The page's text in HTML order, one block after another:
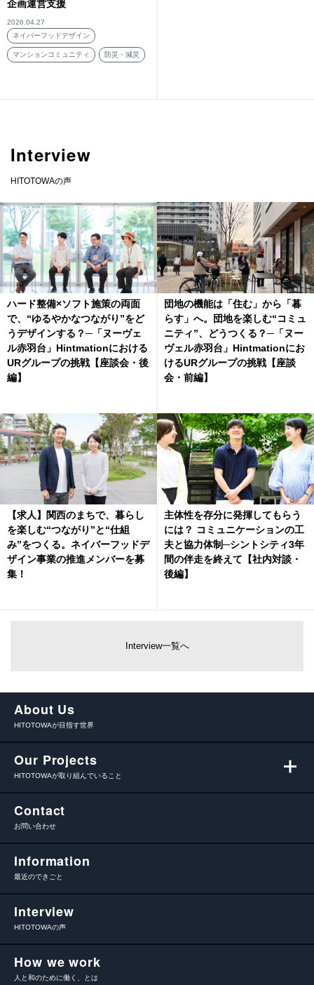
企画運営支援
2026.04.27
ネイバーフッドデザイン
マンションコミュニティ 防災・減災
Interview
HITOTOWAの声
ハード整備×ソフト施策の両面
で、“ゆるやかなつながり”をど
うデザインする？─「ヌーヴェ
ル赤羽台」Hintmationにおける
URグループの挑戦【座談会・後
編】
団地の機能は「住む」から「暮
らす」へ。団地を楽しむ“コミュ
ニティ”、どうつくる？─「ヌー
ヴェル赤羽台」Hintmationにお
けるURグループの挑戦【座談
会・前編】
【求人】関西のまちで、暮らし
を楽しむ“つながり”と“仕組
み”をつくる。ネイバーフッドデ
ザイン事業の推進メンバーを募
集！
主体性を存分に発揮してもらう
には？ コミュニケーションの工
夫と協力体制─シントシティ3年
間の伴走を終えて【社内対談・
後編】
Interview一覧へ
About Us
HITOTOWAが目指す世界
Our Projects
HITOTOWAが取り組んでいること
Contact
お問い合わせ
Information
最近のできごと
Interview
HITOTOWAの声
How we work
人と和のために働く、とは